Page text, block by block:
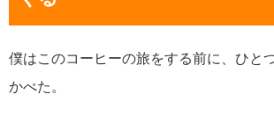
僕はこのコーヒーの旅をする前に、ひと
かべた。